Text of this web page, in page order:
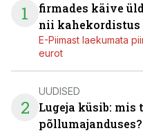
1
firmades käive
nii kahekordistus
E-Piimast laekumata
eurot
2
UUDISED
Lugeja küsib: mis
põllumajanduses?